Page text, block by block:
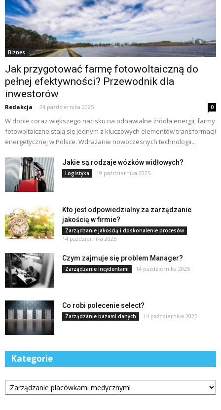
Biznes
Jak przygotować farmę fotowoltaiczną do
pełnej efektywności? Przewodnik dla
inwestorów
Redakcja - 24 października 2025 0
W dobie coraz większego nacisku na odnawialne źródła energii, farmy
fotowoltaiczne stają się jednym z kluczowych elementów transformacji
energetycznej w Polsce. Wdrażanie nowoczesnych technologii...
Jakie są rodzaje wózków widłowych?
Logistyka 19 października 2025
Kto jest odpowiedzialny za zarządzanie
jakością w firmie?
Zarządzanie jakością i doskonalenie procesów
14 października 2025
Czym zajmuje się problem Manager?
Zarządzanie incydentami 14 października 2025
Co robi polecenie select?
Zarządzanie bazami danych 14 października 2025
Kategorie
Kategorie